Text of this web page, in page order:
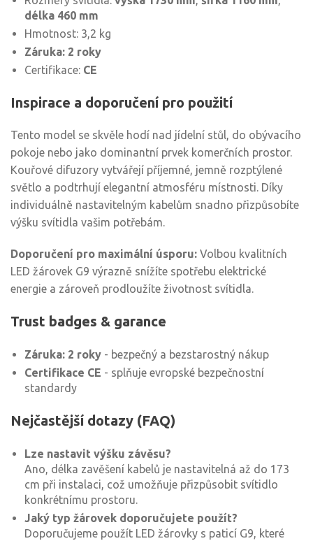
délka 460 mm
Hmotnost: 3,2 kg
Záruka: 2 roky
Certifikace: CE
Inspirace a doporučení pro použití
Tento model se skvěle hodí nad jídelní stůl, do obývacího
pokoje nebo jako dominantní prvek komerčních prostor.
Kouřové difuzory vytvářejí příjemné, jemně rozptýlené
světlo a podtrhují elegantní atmosféru místnosti. Díky
individuálně nastavitelným kabelům snadno přizpůsobíte
výšku svítidla vašim potřebám.
Doporučení pro maximální úsporu: Volbou kvalitních
LED žárovek G9 výrazně snížíte spotřebu elektrické
energie a zároveň prodloužíte životnost svítidla.
Trust badges & garance
Záruka: 2 roky - bezpečný a bezstarostný nákup
Certifikace CE - splňuje evropské bezpečnostní
standardy
Nejčastější dotazy (FAQ)
Lze nastavit výšku závěsu?
Ano, délka zavěšení kabelů je nastavitelná až do 173
cm při instalaci, což umožňuje přizpůsobit svítidlo
konkrétnímu prostoru.
Jaký typ žárovek doporučujete použít?
Doporučujeme použít LED žárovky s paticí G9, které